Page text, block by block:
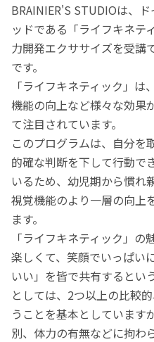
BRAINIER'S STUDIOは、
ッドである「ライフキネテ
力開発エクササイズを受講
です。
「ライフキネティック」
機能の向上など様々な効果
て注目されています。
このプログラムは、自分を
的確な判断を下して行動で
いるため、幼児期から慣れ
視覚機能のより一層の向上
ます。
「ライフキネティック」
楽しくて、笑顔でいっぱい
いい」を皆で共有するとい
としては、2つ以上の比較
うことを基本としています
別、体力の有無などに拘わ